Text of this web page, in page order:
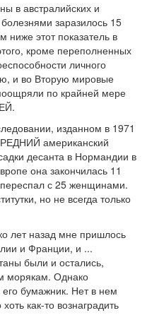
в австралийских и
заразилось 15
ниже этот показатель в
кроме переполненных
личного
и во Вторую мировые
по крайней мере
изданном в 1971
американский
десанта в Нормандии в
она закончилась 11
с 25 женщинами.
но не всегда только
лет назад мне пришлось
и Франции, и ...
были и остались,
морякам. Однако
бумажник. Нет в нем
как-то вознаградить